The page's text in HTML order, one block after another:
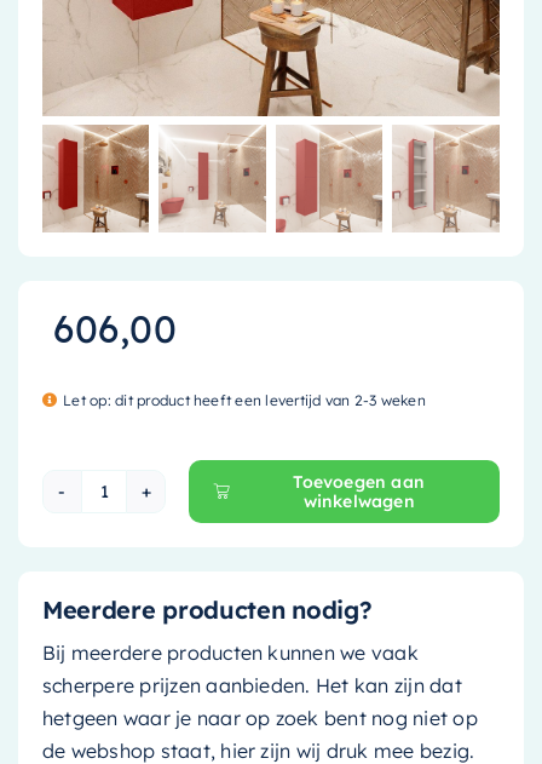
606,00
Let op: dit product heeft een levertijd van 2-3 weken
Mondiaz Kolomkast Beam - 35x160cm - fire
Toevoegen aan
winkelwagen
Meerdere producten nodig?
Bij meerdere producten kunnen we vaak
scherpere prijzen aanbieden. Het kan zijn dat
hetgeen waar je naar op zoek bent nog niet op
de webshop staat, hier zijn wij druk mee bezig.